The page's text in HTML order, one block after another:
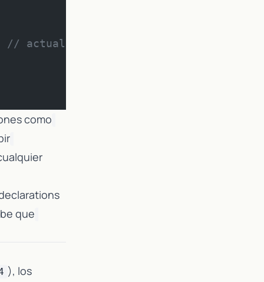
// actual implementations sobre JUnit5
como
que
), los